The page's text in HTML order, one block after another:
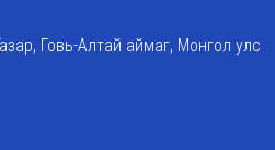
Говь-Алтай аймаг, Монгол улс